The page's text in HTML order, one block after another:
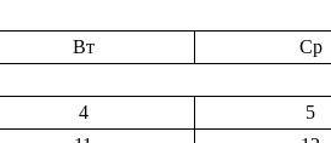
Вт Ср
4 5